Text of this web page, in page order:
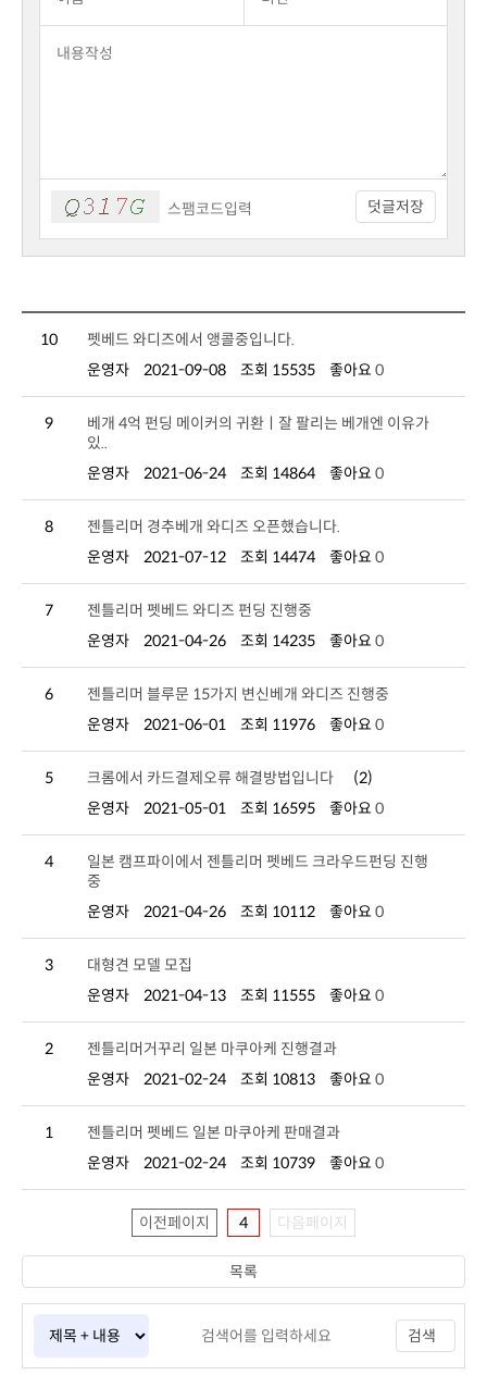
덧글저장
10
펫베드 와디즈에서 앵콜중입니다.
운영자
2021-09-08 조회 15535 좋아요 0
9
있..
운영자
2021-06-24 조회 14864 좋아요 0
8
젠틀리머 경추베개 와디즈 오픈했습니다.
운영자
2021-07-12 조회 14474 좋아요 0
7
젠틀리머 펫베드 와디즈 펀딩 진행중
운영자
2021-04-26 조회 14235 좋아요 0
6
젠틀리머 블루문 15가지 변신베개 와디즈 진행중
운영자
2021-06-01 조회 11976 좋아요 0
5 크롬에서 카드결제오류 해결방법입니다
(2)
운영자
2021-05-01 조회 16595 좋아요 0
4
중
운영자
2021-04-26 조회 10112 좋아요 0
3
대형견 모델 모집
운영자
2021-04-13 조회 11555 좋아요 0
2
젠틀리머거꾸리 일본 마쿠아케 진행결과
운영자
2021-02-24 조회 10813 좋아요 0
1
젠틀리머 펫베드 일본 마쿠아케 판매결과
운영자
2021-02-24 조회 10739 좋아요 0
이전페이지 4 다음페이지
검색
목록